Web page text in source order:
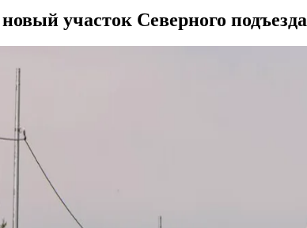
участок Северного подъезда